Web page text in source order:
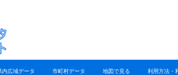
内広域データ 市町村データ 地図で見る 利用方法・